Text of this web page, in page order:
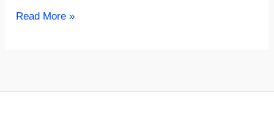
Ide
yang
Read More »